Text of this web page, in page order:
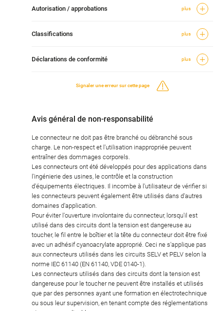
Autorisation / approbations plus
Classifications plus
Déclarations de conformité plus
Signaler une erreur sur cette page
Avis général de non-responsabilité
Le connecteur ne doit pas être branché ou débranché sous
charge. Le non-respect et l'utilisation inappropriée peuvent
entraîner des dommages corporels.
Les connecteurs ont été développés pour des applications dans
l'ingénierie des usines, le contrôle et la construction
d'équipements électriques. Il incombe à l'utilisateur de vérifier si
les connecteurs peuvent également être utilisés dans d'autres
domaines d'application.
Pour éviter l'ouverture involontaire du connecteur, lorsqu'il est
utilisé dans des circuits dont la tension est dangereuse au
toucher, le fil entre le boîtier et la tête du connecteur doit être fixé
avec un adhésif cyanoacrylate approprié. Ceci ne s'applique pas
aux connecteurs utilisés dans les circuits SELV et PELV selon la
norme IEC 61140 (EN 61140, VDE 0140-1).
Les connecteurs utilisés dans des circuits dont la tension est
dangereuse pour le toucher ne peuvent être installés et utilisés
que par des personnes ayant une formation en électrotechnique
ou sous leur supervision, en tenant compte des réglementations